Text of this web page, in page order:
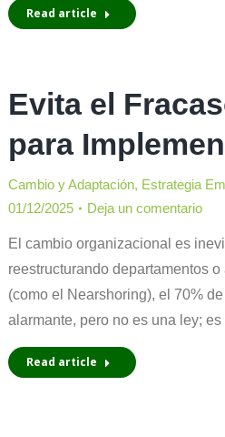
Read article
Evita el
para
Cambio y Adaptación, Estrategia
01/12/2025
Deja un comentario
El cambio organizacional es
reestructurando departamentos
(como el Nearshoring), el 70%
alarmante, pero no es una ley;
Read article